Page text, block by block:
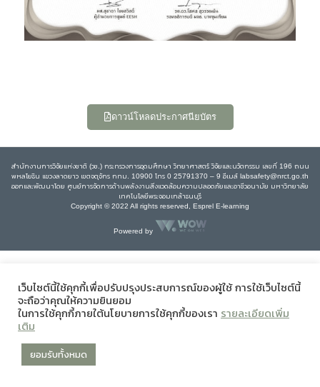
ดาวน์โหลดประกาศนียบัตร
สำนักงานการวิจัยแห่งชาติ (วช.) กระทรวงการอุดมศึกษา วิทยาศาสตร์ วิจัยและนวัตกรรม เลขที่ 196 ถนน
พหลโยธิน แขวงลาดยาว เขตจตุจักร กทม. 10900 โทร 0 25791370 – 9 อีเมล์ labsafety@nrct.go.th
ออกและพัฒนาโดย ศูนย์การจัดการด้านพลังงานสิ่งแวดล้อมความปลอดภัยและอาชีวอนามัย มหาวิทยาลัย
เทคโนโลยีพระจอมเกล้าธนบุรี
Copyright © 2022 All rights reserved, Esprel E-learning
Powered by
เว็บไซต์นี้ใช้คุกกี้เพื่อปรับปรุงประสบการณ์ของผู้ใช้ การใช้เว็บไซต์นี้
จะถือว่าคุณให้ความยินยอม
ในการใช้คุกกี้ภายใต้นโยบายการใช้คุกกี้ของเรา รายละเอียดเพิ่ม
เติม
ยอมรับทั้งหมด